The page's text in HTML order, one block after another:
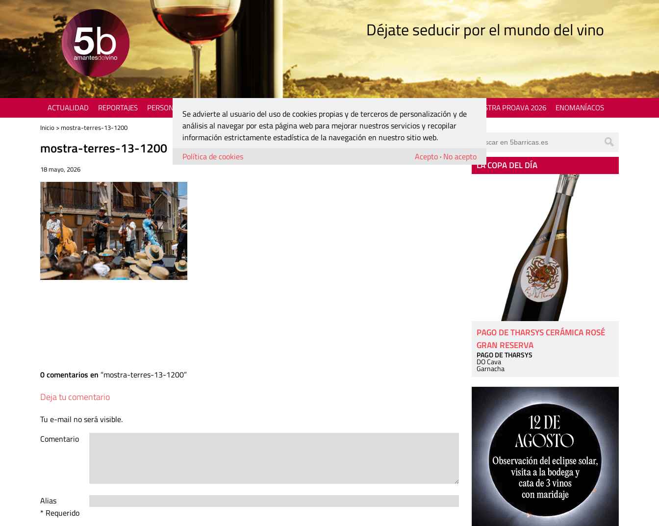
Déjate seducir por el mundo del vino
ACTUALIDAD REPORTAJES PERSONAJES MOSTRA PROAVA 2026 ENOMANÍACOS
Inicio > mostra-terres-13-1200
mostra-terres-13-1200
18 mayo, 2026
0 comentarios en mostra-terres-13-1200
Deja tu comentario
Tu e-mail no será visible.
Comentario
Alias
* Requerido
LA COPA DEL DÍA
PAGO DE THARSYS CERÁMICA ROSÉ
GRAN RESERVA
PAGO DE THARSYS
DO Cava
Garnacha
Se advierte al usuario del uso de cookies propias y de terceros de personalización y de
análisis al navegar por esta página web para mejorar nuestros servicios y recopilar
información estrictamente estadística de la navegación en nuestro sitio web.
Política de cookies
Acepto · No acepto